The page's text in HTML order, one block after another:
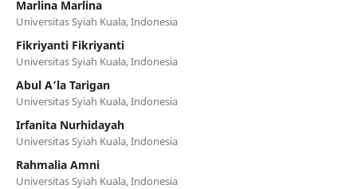
Marlina Marlina
Universitas Syiah Kuala, Indonesia
Fikriyanti Fikriyanti
Universitas Syiah Kuala, Indonesia
Abul A’la Tarigan
Universitas Syiah Kuala, Indonesia
Irfanita Nurhidayah
Universitas Syiah Kuala, Indonesia
Rahmalia Amni
Universitas Syiah Kuala, Indonesia